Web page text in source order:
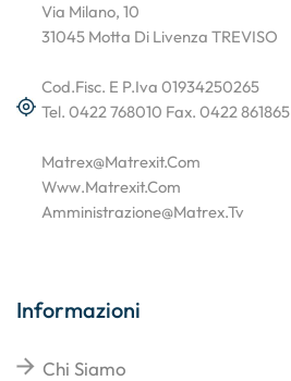
Via Milano, 10
31045 Motta Di Livenza TREVISO
Cod.Fisc. E P.Iva 01934250265
Tel. 0422 768010 Fax. 0422 861865
Matrex@matrexit.com
Www.matrexit.com
Amministrazione@matrex.tv
Informazioni
Chi Siamo